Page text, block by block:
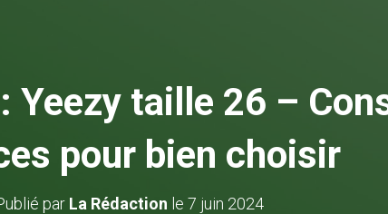
Yeezy taille 26 –
pour bien choisir
par La Rédaction le 7 juin 2024